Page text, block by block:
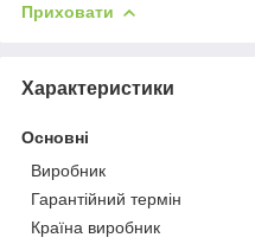
Приховати
Характеристики
Основні
Виробник
Гарантійний термін
Країна виробник